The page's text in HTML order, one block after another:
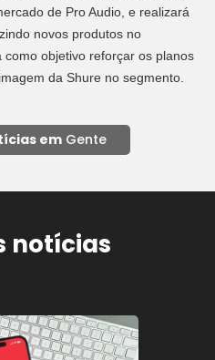
de Pro Audio, e realizará
novos produtos no
objetivo reforçar os planos
da Shure no segmento.
em Gente
notícias